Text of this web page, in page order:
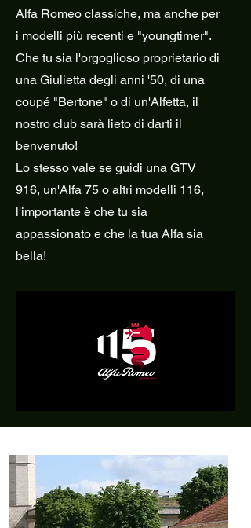
Alfa Romeo classiche, ma anche per
i modelli più recenti e "youngtimer".
Che tu sia l'orgoglioso proprietario di
una Giulietta degli anni '50, di una
coupé "Bertone" o di un'Alfetta, il
nostro club sarà lieto di darti il
benvenuto!
Lo stesso vale se guidi una GTV
916, un'Alfa 75 o altri modelli 116,
l'importante è che tu sia
appassionato e che la tua Alfa sia
bella!